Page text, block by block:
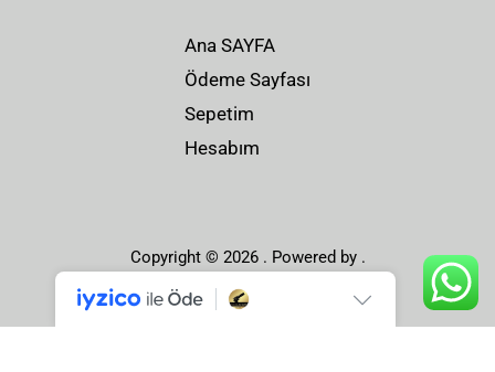
Ana SAYFA
Ödeme Sayfası
Sepetim
Hesabım
Copyright © 2026 . Powered by .